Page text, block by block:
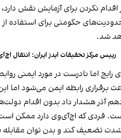
نکردن برای آزمایش نقش
حکومتی برای استفاده از
شد.
رییس مرکز تحقیقات ایدز ایران: انتقال
رایج اما نادرست در مورد ایمنی
برقراری رابطه ایمن می‌شود اما
دهم آذر هشدار داد بدون اقدام
فردی که اچ‌آی‌وی دارد ممکن
تضعیف کند و بدن توان مقابله